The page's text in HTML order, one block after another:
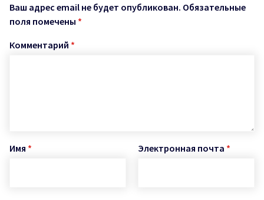
Ваш адрес email не будет опубликован. Обязательные
поля помечены *
Комментарий *
Имя * Электронная почта *